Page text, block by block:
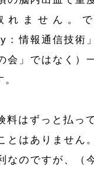
れません。
：情報通信技術
会」ではなく）
料はずっと払っ
とはありません
なのですが、（